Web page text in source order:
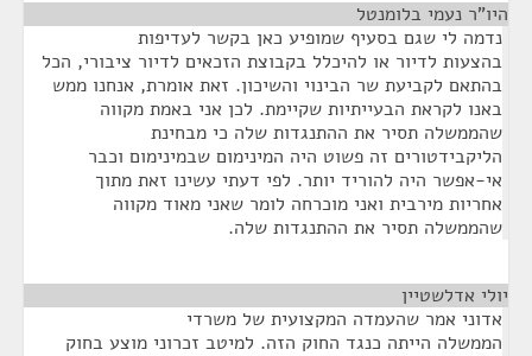
היו"ר נעמי בלומנטל
נדמה לי שגם בסעיף שמופיע כאן בקשר לעדיפות
בהצעות לדיור או להיכלל בקבוצת הזכאים לדיור ציבורי, הכל
בהתאם לקביעת שר הבינוי והשיכון. זאת אומרת, אנחנו ממש
באנו לקראת הבעייתיות שקיימת. לכן אני באמת מקווה
שהממשלה תסיר את ההתנגדות שלה כי מבחינת
הליקבידטורים זה פשוט היה המינימום שבמינימום וכבר
אי-אפשר היה להוריד יותר. לפי דעתי עשינו זאת מתוך
אחריות מירבית ואני מוכרחה לומר שאני מאוד מקווה
שהממשלה תסיר את ההתנגדות שלה.
יולי אדלשטיין
אדוני אמר שהעמדה המקצועית של משרדי
הממשלה הייתה כנגד החוק הזה. למיטב זכרוני מוצע בחוק